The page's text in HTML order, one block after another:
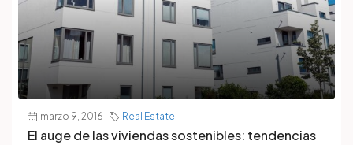
marzo 9, 2016 Real Estate
El auge de las viviendas sostenibles: tendencias